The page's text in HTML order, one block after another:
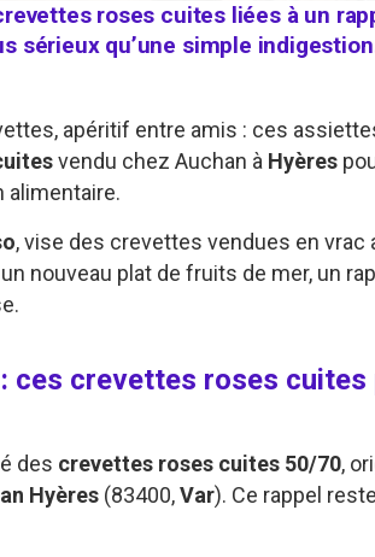
roses cuites liées à un
sérieux qu’une simple
apéritif entre amis : ces
vendu chez Auchan à Hyères
, vise des crevettes vendues en vrac
nouveau plat de fruits de mer, un
ces crevettes roses cuites
des crevettes roses cuites 50/70,
Hyères (83400,Var). Ce rappel